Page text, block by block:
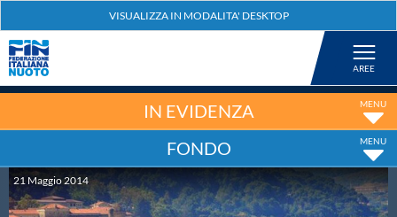
Nuoto
Tuffi
IN EVIDENZA
FONDO
21 Maggio2014